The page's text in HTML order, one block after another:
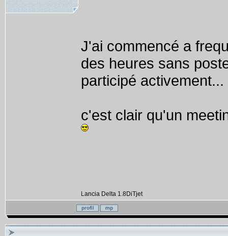
J'ai commencé a
des heures sans
participé activement...
c'est clair qu'un
Lancia Delta 1.8DiTjet